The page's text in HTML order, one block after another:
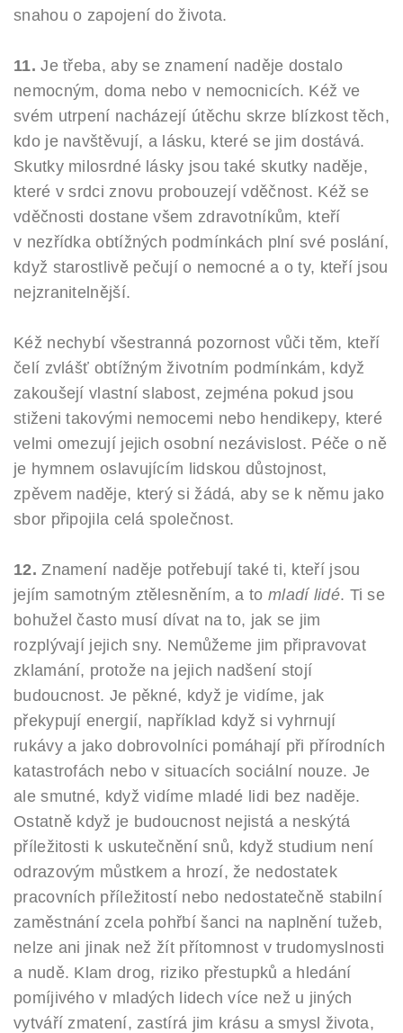
snahou o zapojení do života.
11. Je třeba, aby se znamení naděje dostalo
nemocným, doma nebo v nemocnicích. Kéž ve
svém utrpení nacházejí útěchu skrze blízkost těch,
kdo je navštěvují, a lásku, které se jim dostává.
Skutky milosrdné lásky jsou také skutky naděje,
které v srdci znovu probouzejí vděčnost. Kéž se
vděčnosti dostane všem zdravotníkům, kteří
v nezřídka obtížných podmínkách plní své poslání,
když starostlivě pečují o nemocné a o ty, kteří jsou
nejzranitelnější.
Kéž nechybí všestranná pozornost vůči těm, kteří
čelí zvlášť obtížným životním podmínkám, když
zakoušejí vlastní slabost, zejména pokud jsou
stiženi takovými nemocemi nebo hendikepy, které
velmi omezují jejich osobní nezávislost. Péče o ně
je hymnem oslavujícím lidskou důstojnost,
zpěvem naděje, který si žádá, aby se k němu jako
sbor připojila celá společnost.
12. Znamení naděje potřebují také ti, kteří jsou
jejím samotným ztělesněním, a to mladí lidé. Ti se
bohužel často musí dívat na to, jak se jim
rozplývají jejich sny. Nemůžeme jim připravovat
zklamání, protože na jejich nadšení stojí
budoucnost. Je pěkné, když je vidíme, jak
překypují energií, například když si vyhrnují
rukávy a jako dobrovolníci pomáhají při přírodních
katastrofách nebo v situacích sociální nouze. Je
ale smutné, když vidíme mladé lidi bez naděje.
Ostatně když je budoucnost nejistá a neskýtá
příležitosti k uskutečnění snů, když studium není
odrazovým můstkem a hrozí, že nedostatek
pracovních příležitostí nebo nedostatečně stabilní
zaměstnání zcela pohřbí šanci na naplnění tužeb,
nelze ani jinak než žít přítomnost v trudomyslnosti
a nudě. Klam drog, riziko přestupků a hledání
pomíjivého v mladých lidech více než u jiných
vytváří zmatení, zastírá jim krásu a smysl života,